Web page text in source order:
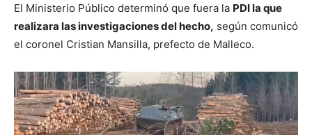
El Ministerio Público determinó que fuera la PDI la que
realizara las investigaciones del hecho, según comunicó
el coronel Cristian Mansilla, prefecto de Malleco.